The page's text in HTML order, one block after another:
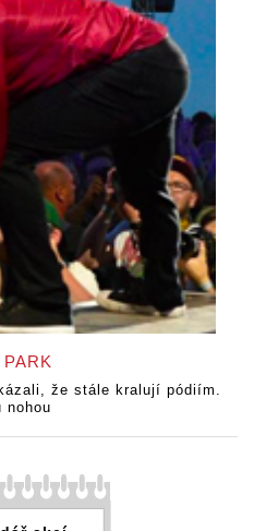
že stále kralují pódiím.
nohou